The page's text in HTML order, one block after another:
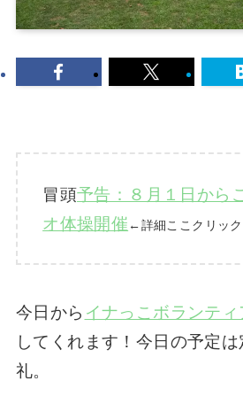
冒頭予告：８月１日から
オ体操開催 ←詳細ここクリック
今日から イナっこボランティ
してくれます！今日の予定
礼。